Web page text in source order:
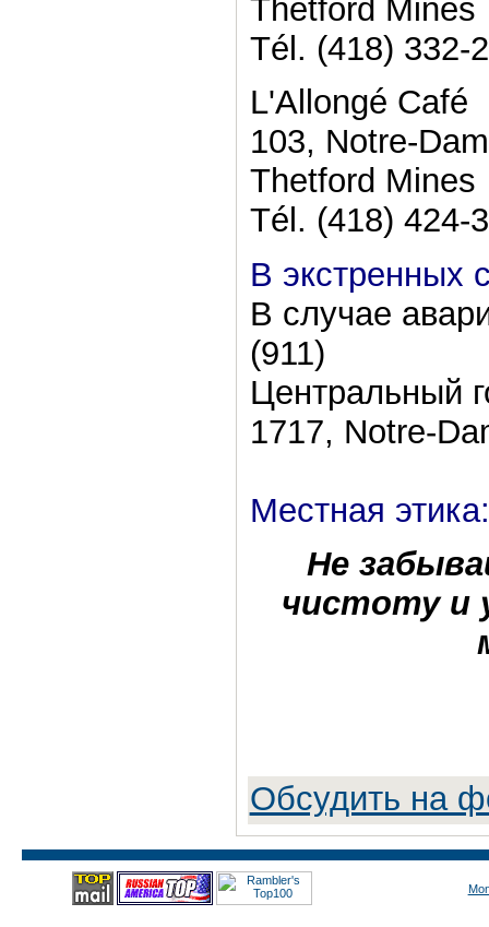
Thetford Mines
Tél. (418) 332-
L'Allongé Café
103, Notre-
Thetford Mines
Tél. (418) 424-
В экстренных
В случае
(911)
Центральный
1717, Notre-
Местная этика:
Не
чистоту и
Обсудить на